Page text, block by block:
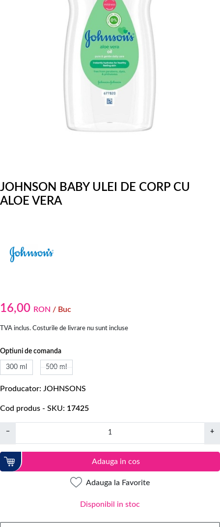
JOHNSON BABY ULEI DE CORP CU
ALOE VERA
16,00 RON / Buc
TVA inclus. Costurile de livrare nu sunt incluse
Optiuni de comanda
300 ml 500 ml
Producator JOHNSONS
Cod produs - SKU 17425
− +
Adauga in cos
Adauga la Favorite
Disponibil in stoc